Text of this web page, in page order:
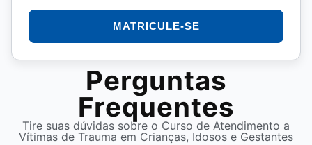
MATRICULE-SE
Perguntas
Frequentes
Tire suas dúvidas sobre o Curso de Atendimento a
Vítimas de Trauma em Crianças, Idosos e Gestantes